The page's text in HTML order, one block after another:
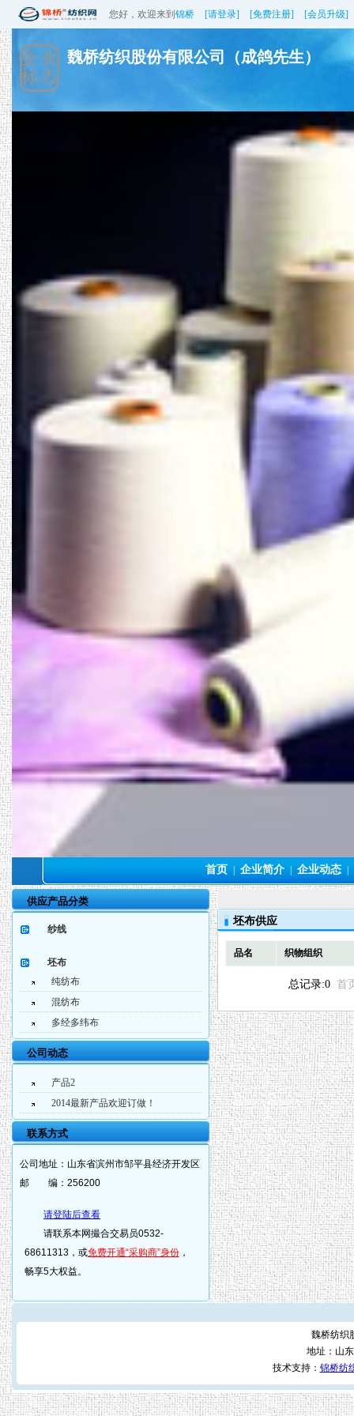
您好，欢迎来到 锦桥 [请登录] [免费注册] [会员升级]
魏桥纺织股份有限公司（成鸽先生）
首页 | 企业简介 | 企业动态 |
供应产品分类
纱线
坯布
纯纺布
混纺布
多经多纬布
公司动态
产品2
2014最新产品欢迎订做！
联系方式
公司地址： 山东省滨州市邹平县经济开发区
邮 编： 256200
请登陆后查看
请联系本网撮合交易员0532-
68611313，或免费开通“采购商”身份 ，
畅享5大权益。
坯布供应
品名 织物组织
总记录:0 首
魏桥纺织
地址：山
技术支持： 锦桥纺